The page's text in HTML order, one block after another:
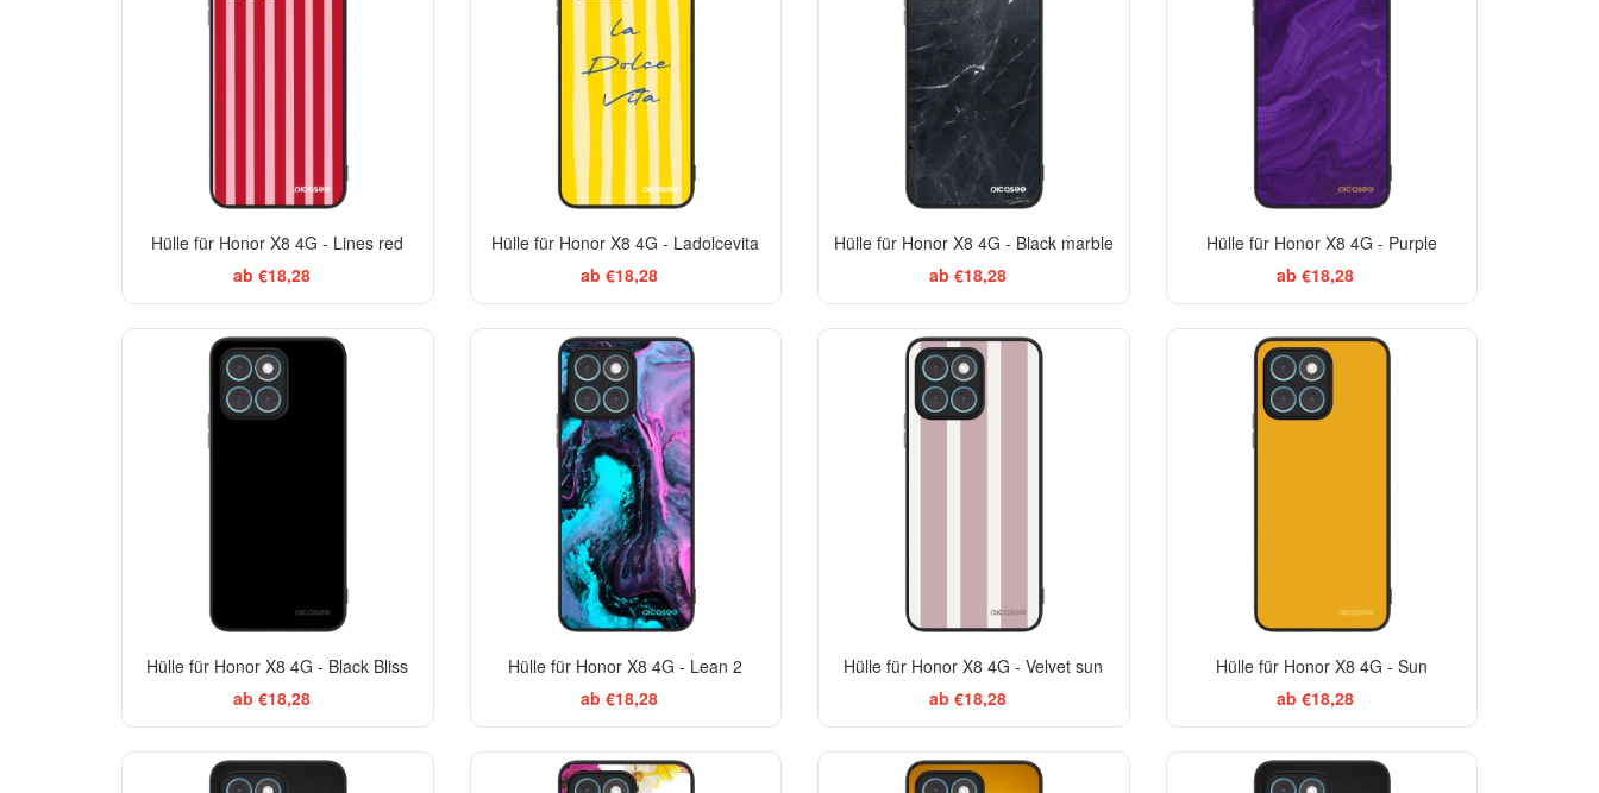
Hülle für Honor X8 4G - Lines red
ab €18,28
Hülle für Honor X8 4G - Ladolcevita
ab €18,28
Hülle für Honor X8 4G - Black marble
ab €18,28
Hülle für Honor X8 4G - Purple
ab €18,28
BESTSELLER
Hülle für Honor X8 4G - Black Bliss
ab €18,28
BESTSELLER
Hülle für Honor X8 4G - Lean 2
ab €18,28
Hülle für Honor X8 4G - Velvet sun
ab €18,28
Hülle für Honor X8 4G - Sun
ab €18,28